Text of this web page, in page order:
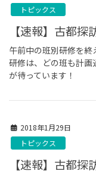
トピックス
【速報】古都
午前中の班別研修を
研修は、どの班も計画
が待っています！
2018年1月29日
トピックス
【速報】古都